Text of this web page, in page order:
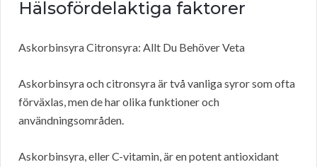
Hälsofördelaktiga faktorer
Askorbinsyra Citronsyra: Allt Du Behöver Veta
Askorbinsyra och citronsyra är två vanliga syror som ofta
förväxlas, men de har olika funktioner och
användningsområden.
Askorbinsyra, eller C-vitamin, är en potent antioxidant